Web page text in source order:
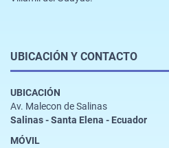
UBICACIÓN Y CONTACTO
UBICACIÓN
Av. Malecon de Salinas
Salinas - Santa Elena - Ecuador
MÓVIL